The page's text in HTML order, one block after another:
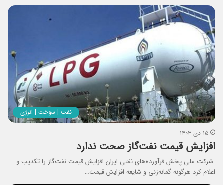
نفت | سوخت | انرژی
۱۵ دی ۱۴۰۳
افزایش قیمت نفت‌گاز صحت ندارد
شرکت ملی پخش فرآورده‌های نفتی ایران افزایش قیمت نفت‌گاز را تکذیب و
اعلام کرد هرگونه گمانه‌زنی و شایعه افزایش قیمت…